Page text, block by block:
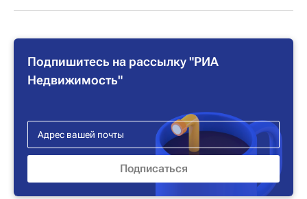
Подпишитесь на рассылку "РИА
Недвижимость"